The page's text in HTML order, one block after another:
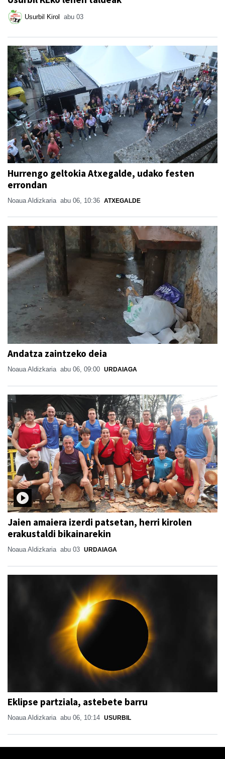
Usurbil Kirol abu 03
Hurrengo geltokia Atxegalde, udako festen
errondan
Noaua Aldizkaria abu 06, 10:36 ATXEGALDE
Andatza zaintzeko deia
Noaua Aldizkaria abu 06, 09:00 URDAIAGA
Jaien amaiera izerdi patsetan, herri kirolen
erakustaldi bikainarekin
Noaua Aldizkaria abu 03 URDAIAGA
Eklipse partziala, astebete barru
Noaua Aldizkaria abu 06, 10:14 USURBIL